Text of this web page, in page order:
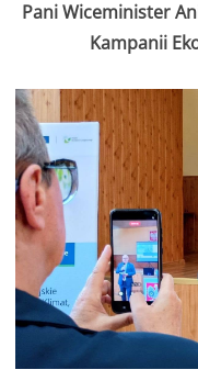
Pani Wiceminister
Kampanii